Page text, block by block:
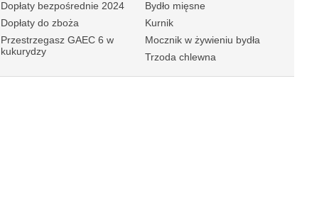
Dopłaty bezpośrednie 2024
Dopłaty do zboża
Przestrzegasz GAEC 6 w
kukurydzy
Bydło mięsne
Kurnik
Mocznik w żywieniu bydła
Trzoda chlewna